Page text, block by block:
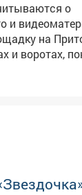
о
и
на
и воротах,
сыном дойду
люди
В
в районе
его в
Кузбасс